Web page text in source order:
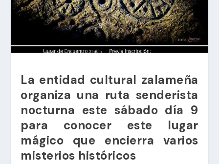
La entidad cultural zalameña
organiza una ruta senderista
nocturna este sábado día 9
para conocer este lugar
mágico que encierra varios
misterios históricos